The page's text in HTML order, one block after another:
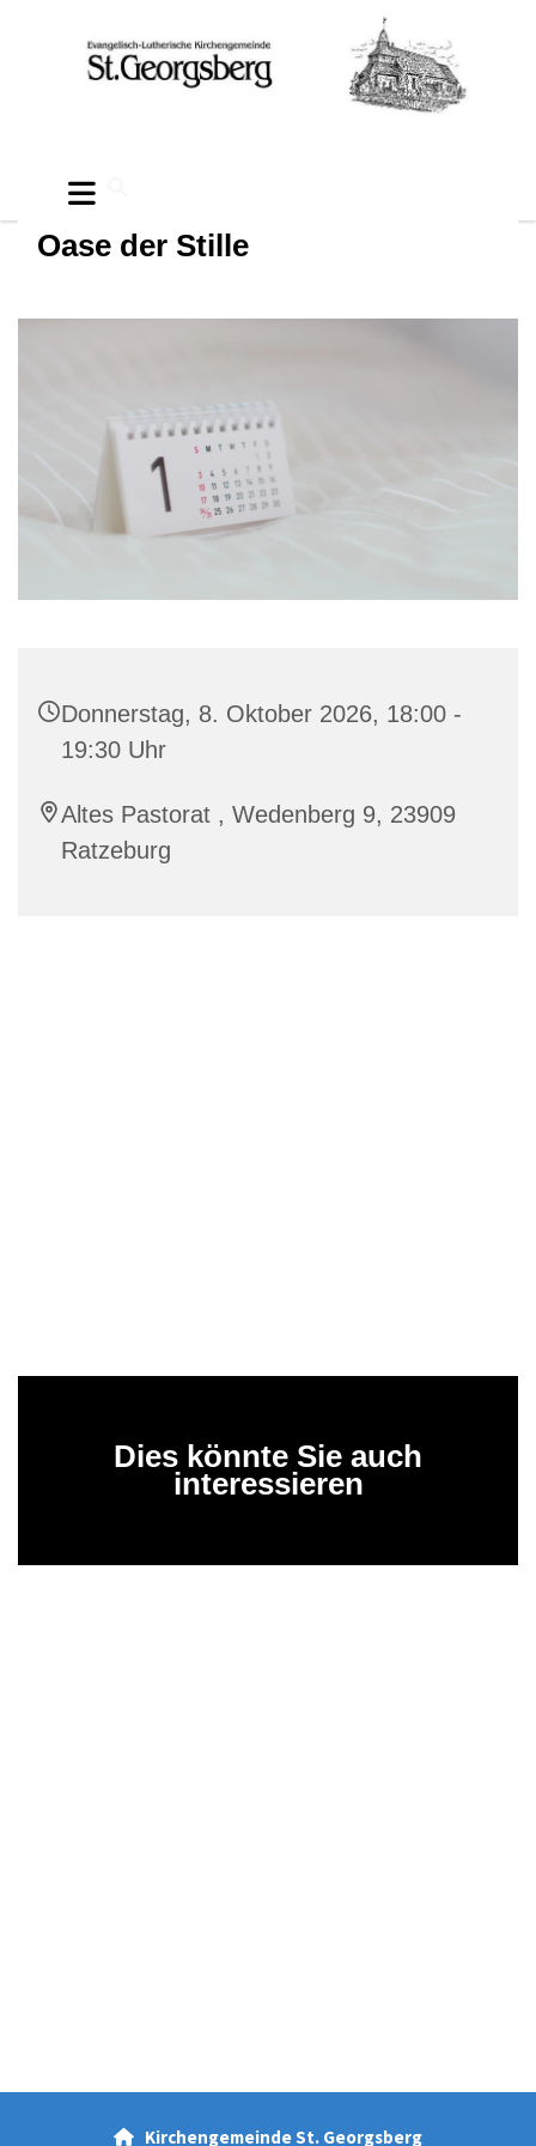
Oase der Stille
Donnerstag, 8. Oktober 2026, 18:00 -
19:30 Uhr
Altes Pastorat , Wedenberg 9, 23909
Ratzeburg
Dies könnte Sie auch
interessieren
 Kirchengemeinde St. Georgsberg